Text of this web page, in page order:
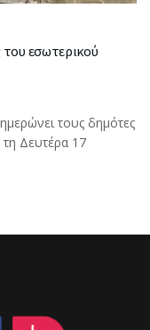
εσωτερικού
τους δημότες
Δευτέρα 17